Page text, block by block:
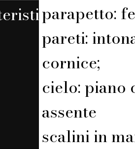
parapetto:
pareti:
cornice;
cielo: piano
assente
scalini in